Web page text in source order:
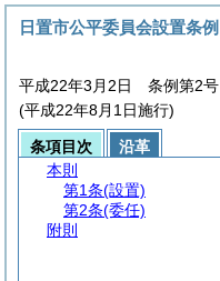
日置市公平委員会設置条例
平成22年3月2日 条例第2号
(平成22年8月1日施行)
条項目次
沿革
本則
第1条(設置)
第2条(委任)
附則